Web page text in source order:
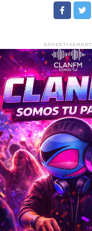
ADVERTISEMENT